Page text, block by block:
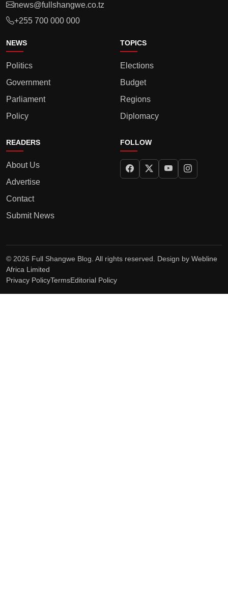
news@fullshangwe.co.tz
+255 700 000 000
NEWS
Politics
Government
Parliament
Policy
TOPICS
Elections
Budget
Regions
Diplomacy
READERS
About Us
Advertise
Contact
Submit News
FOLLOW
© 2026 Full Shangwe Blog. All rights reserved. Design by Webline
Africa Limited
Privacy PolicyTermsEditorial Policy